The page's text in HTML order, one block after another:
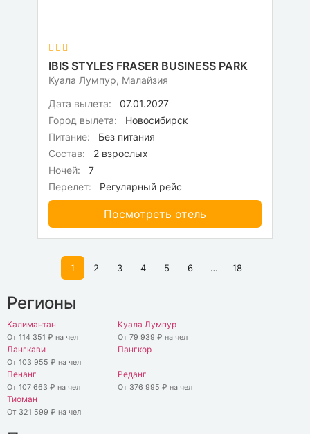
IBIS STYLES FRASER BUSINESS PARK
Куала Лумпур, Малайзия
Дата вылета:
07.01.2027
Город вылета:
Новосибирск
Питание:
Без питания
Состав:
2 взрослых
Ночей:
7
Перелет:
Регулярный рейс
Посмотреть отель
1 2 3 4 5 6 … 18
Регионы
Калимантан
От 114 351 ₽ на чел
Куала Лумпур
От 79 939 ₽ на чел
Лангкави
От 103 955 ₽ на чел
Пангкор
Пенанг
От 107 663 ₽ на чел
Реданг
От 376 995 ₽ на чел
Тиоман
От 321 599 ₽ на чел